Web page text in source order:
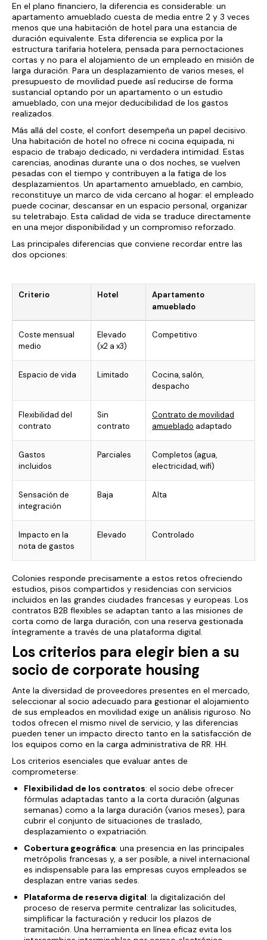
En el plano financiero, la diferencia es considerable: un
apartamento amueblado cuesta de media entre 2 y 3 veces
menos que una habitación de hotel para una estancia de
duración equivalente. Esta diferencia se explica por la
estructura tarifaria hotelera, pensada para pernoctaciones
cortas y no para el alojamiento de un empleado en misión de
larga duración. Para un desplazamiento de varios meses, el
presupuesto de movilidad puede así reducirse de forma
sustancial optando por un apartamento o un estudio
amueblado, con una mejor deducibilidad de los gastos
realizados.
Más allá del coste, el confort desempeña un papel decisivo.
Una habitación de hotel no ofrece ni cocina equipada, ni
espacio de trabajo dedicado, ni verdadera intimidad. Estas
carencias, anodinas durante una o dos noches, se vuelven
pesadas con el tiempo y contribuyen a la fatiga de los
desplazamientos. Un apartamento amueblado, en cambio,
reconstituye un marco de vida cercano al hogar: el empleado
puede cocinar, descansar en un espacio personal, organizar
su teletrabajo. Esta calidad de vida se traduce directamente
en una mejor disponibilidad y un compromiso reforzado.
Las principales diferencias que conviene recordar entre las
dos opciones:
Criterio Hotel
Apartamento
amueblado
Coste mensual
medio
Elevado
(x2 a x3)
Competitivo
Espacio de vida Limitado
Cocina, salón,
despacho
Flexibilidad del
contrato
Sin
contrato
Contrato de movilidad
amueblado adaptado
Gastos
incluidos
Parciales
Completos (agua,
electricidad, wifi)
Sensación de
integración
Baja Alta
Impacto en la
nota de gastos
Elevado Controlado
Colonies responde precisamente a estos retos ofreciendo
estudios, pisos compartidos y residencias con servicios
incluidos en las grandes ciudades francesas y europeas. Los
contratos B2B flexibles se adaptan tanto a las misiones de
corta como de larga duración, con una reserva gestionada
íntegramente a través de una plataforma digital.
Los criterios para elegir bien a su
socio de corporate housing
Ante la diversidad de proveedores presentes en el mercado,
seleccionar al socio adecuado para gestionar el alojamiento
de sus empleados en movilidad exige un análisis riguroso. No
todos ofrecen el mismo nivel de servicio, y las diferencias
pueden tener un impacto directo tanto en la satisfacción de
los equipos como en la carga administrativa de RR. HH.
Los criterios esenciales que evaluar antes de
comprometerse:
Flexibilidad de los contratos: el socio debe ofrecer
fórmulas adaptadas tanto a la corta duración (algunas
semanas) como a la larga duración (varios meses), para
cubrir el conjunto de situaciones de traslado,
desplazamiento o expatriación.
Cobertura geográfica: una presencia en las principales
metrópolis francesas y, a ser posible, a nivel internacional
es indispensable para las empresas cuyos empleados se
desplazan entre varias sedes.
Plataforma de reserva digital: la digitalización del
proceso de reserva permite centralizar las solicitudes,
simplificar la facturación y reducir los plazos de
tramitación. Una herramienta en línea eficaz evita los